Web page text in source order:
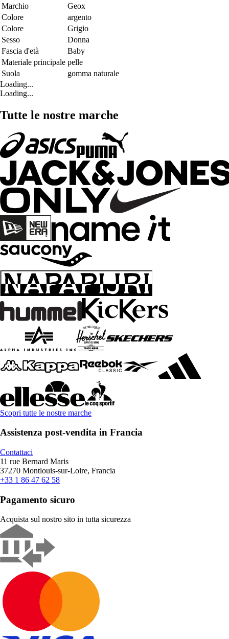
Marchio
Geox
Colore
argento
Colore
Grigio
Sesso
Donna
Fascia d'età
Baby
Materiale principale pelle
Suola
gomma naturale
Loading...
Loading...
Tutte le nostre marche
Scopri tutte le nostre marche
Assistenza post-vendita in Francia
Contattaci
11 rue Bernard Maris
37270 Montlouis-sur-Loire, Francia
+33 1 86 47 62 58
Pagamento sicuro
Acquista sul nostro sito in tutta sicurezza